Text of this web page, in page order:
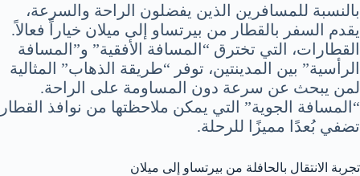
بالنسبة للمسافرين الذين يفضلون الراحة والسرعة،
يقدم السفر بالقطار من بيرتساو إلى ميلان خياراً فعالاً.
القطارات، التي تخترق “المسافة الأفقية” و”المسافة
الرأسية” بين المدينتين، توفر “طريقة الذهاب” المثالية
لمن يبحث عن سرعة دون المساومة على الراحة.
“المسافة الجوية” التي يمكن ملاحظتها من نوافذ القطار
تضفي بُعدًا مميزًا للرحلة.
تجربة الانتقال بالحافلة من بيرتساو إلى ميلان